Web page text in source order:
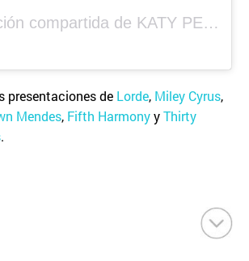
Una publicación compartida de KATY PERRY (@katyperry) el
presentaciones de Lorde, Miley Cyrus,
Mendes, Fifth HarmonyyThirty
.